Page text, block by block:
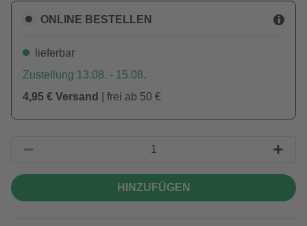
ONLINE BESTELLEN
lieferbar
Zustellung 13.08. - 15.08.
4,95 € Versand
| frei ab 50 €
HINZUFÜGEN